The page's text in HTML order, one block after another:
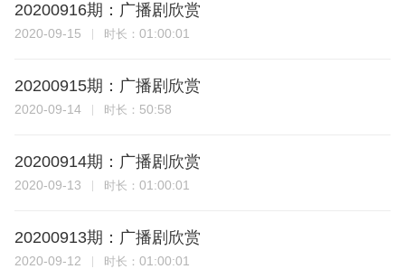
20200916期：广播剧欣赏
2020-09-15 时长： 01:00:01
20200915期：广播剧欣赏
2020-09-14 时长： 50:58
20200914期：广播剧欣赏
2020-09-13 时长： 01:00:01
20200913期：广播剧欣赏
2020-09-12 时长： 01:00:01